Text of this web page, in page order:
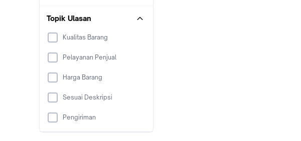
Topik Ulasan
Kualitas Barang
Pelayanan Penjual
Harga Barang
Sesuai Deskripsi
Pengiriman